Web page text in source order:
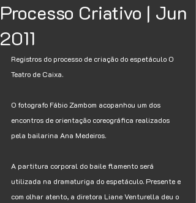
Processo Criativo | Jun
2011
Registros do processo de criação do espetáculo O
Teatro de Caixa.
O fotografo Fábio Zambom acopanhou um dos
encontros de orientação coreográfica realizados
pela bailarina Ana Medeiros.
A partitura corporal do baile flamento será
utilizada na dramaturiga do espetáculo. Presente e
com olhar atento, a diretora Liane Venturella deu o